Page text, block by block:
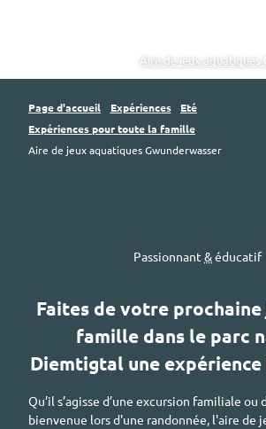
Aire de jeux aquatiques
Page d'accueil Expériences
Eté
Expériences pour toute la famille
Aire de jeux aquatiques Gwunderwasser
Passionnant&éducatif
Faites de votre prochaine
famille dans le parc
Diemtigtalune
Qu’il s’agisse d’une excursion familiale ou
bienvenue lors d'une randonnée, l'aire de